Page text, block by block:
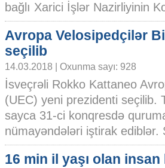
bağlı Xarici İşlər Nazirliyinin
Avropa Velosipedçilər
seçilib
14.03.2018 | Oxunma sayı: 928
İsveçrəli Rokko Kattaneo
(UEC) yeni prezidenti seçilib.
sayca 31-ci konqresdə
nümayəndələri iştirak
16 min il yaşı olan insan